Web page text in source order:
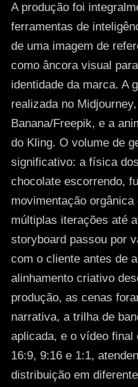
A produção foi
ferramentas de
de uma imagem de
como âncora visual
identidade da marca. A
realizada no
Banana/Freepik, e a
do Kling. O volume de
significativo: a física
chocolate escorrendo,
movimentação
múltiplas iterações até
storyboard passou por
com o cliente antes de
alinhamento criativo
produção, as cenas
narrativa, a trilha de
aplicada, e o vídeo final
16:9, 9:16 e 1:1,
distribuição em